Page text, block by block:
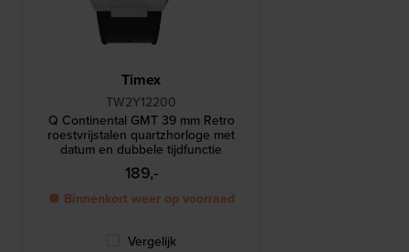
Timex
TW2Y12200
Q Continental GMT 39 mm Retro
roestvrijstalen quartzhorloge met
datum en dubbele tijdfunctie
189,-
● Binnenkort weer op voorraad
Vergelijk